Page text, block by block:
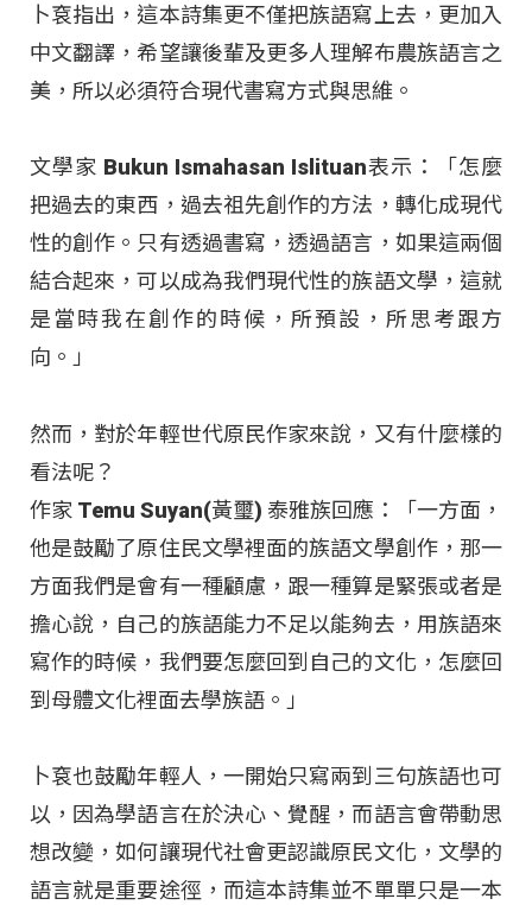
卜袞指出，這本詩集更不僅把族語寫上去，更加入
中文翻譯，希望讓後輩及更多人理解布農族語言之
美，所以必須符合現代書寫方式與思維。
文學家 Bukun Ismahasan Islituan表示：「怎麼
把過去的東西，過去祖先創作的方法，轉化成現代
性的創作。只有透過書寫，透過語言，如果這兩個
結合起來，可以成為我們現代性的族語文學，這就
是當時我在創作的時候，所預設，所思考跟方
向。」
然而，對於年輕世代原民作家來說，又有什麼樣的
看法呢？
作家 Temu Suyan(黃璽) 泰雅族回應：「一方面，
他是鼓勵了原住民文學裡面的族語文學創作，那一
方面我們是會有一種顧慮，跟一種算是緊張或者是
擔心說，自己的族語能力不足以能夠去，用族語來
寫作的時候，我們要怎麼回到自己的文化，怎麼回
到母體文化裡面去學族語。」
卜袞也鼓勵年輕人，一開始只寫兩到三句族語也可
以，因為學語言在於決心、覺醒，而語言會帶動思
想改變，如何讓現代社會更認識原民文化，文學的
語言就是重要途徑，而這本詩集並不單單只是一本